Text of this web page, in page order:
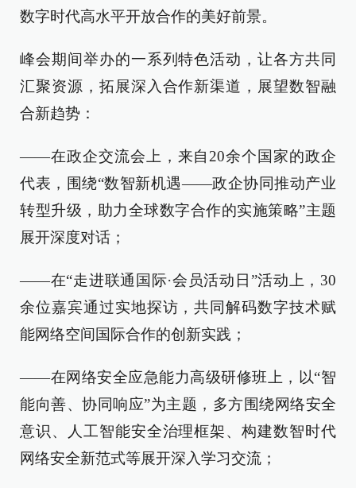
数字时代高水平开放合作的美好前景。
峰会期间举办的一系列特色活动，让各方共同
汇聚资源，拓展深入 合作新渠道，展望数智融
合新趋势：
——在政企交流会上，来自20余个国家的政企
代表，围绕“数智新机遇——政企协同推动产业
转型升级，助力全球数字合作的实施策略”主题
展开深度对话；
——在“走进联通国际·会员活动日”活动上，30
余位嘉宾通过实地探访，共同解码数字技术赋
能网络空间国际合作的创新实践；
——在网络安全应急能力高级研修班上，以“智
能向善、协同响应”为主题，多方围绕网络安全
意识、人工智能安全治理框架、构建数智时代
网络安全新范式等展开深入学习交流；